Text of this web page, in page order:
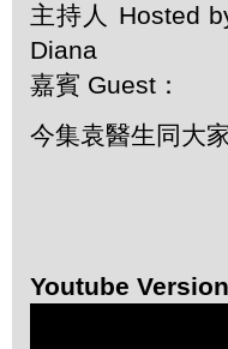
主持人 Hosted
Diana
嘉賓 Guest：
今集袁醫生同大
Youtube